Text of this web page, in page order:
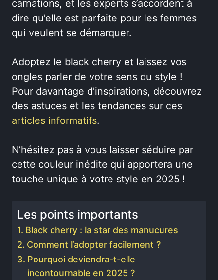
carnations, et les experts s’accordent à
dire qu’elle est parfaite pour les femmes
qui veulent se démarquer.
Adoptez le black cherry et laissez vos
ongles parler de votre sens du style !
Pour davantage d’inspirations, découvrez
des astuces et les tendances sur ces
articles informatifs.
N’hésitez pas à vous laisser séduire par
cette couleur inédite qui apportera une
touche unique à votre style en 2025 !
Les points importants
Black cherry : la star des manucures
Comment l’adopter facilement ?
Pourquoi deviendra-t-elle
incontournable en 2025 ?